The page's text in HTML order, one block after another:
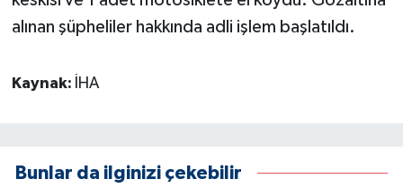
alınan şüpheliler hakkında adli işlem başlatıldı.
Kaynak: İHA
Bunlar da ilginizi çekebilir